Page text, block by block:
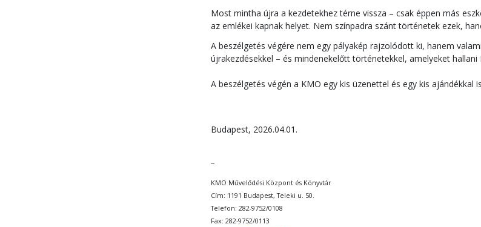
Most mintha újra a kezdetekhez térne vissza – csak éppen más
az emlékei kapnak helyet. Nem színpadra szánt történetek ezek,
A beszélgetés végére nem egy pályakép rajzolódott ki, hanem
újrakezdésekkel – és mindenekelőtt történetekkel, amelyeket
A beszélgetés végén a KMO egy kis üzenettel és egy kis ajándékkal
Budapest, 2026.04.01.
--
KMO Művelődési Központ és Könyvtár
Cím: 1191 Budapest, Teleki u. 50.
Telefon: 282-9752/0108
Fax: 282-9752/0113